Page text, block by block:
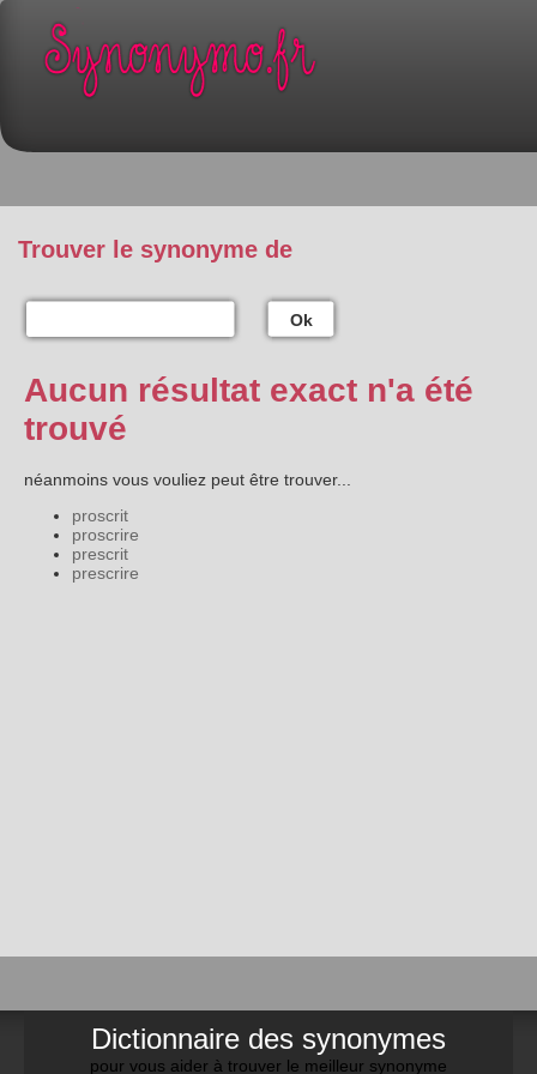
Trouver le synonyme de
Ok
Aucun résultat exact n'a été
trouvé
néanmoins vous vouliez peut être trouver...
proscrit
proscrire
prescrit
prescrire
Dictionnaire des synonymes
pour vous aider à trouver le meilleur synonyme